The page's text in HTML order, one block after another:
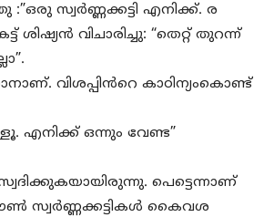
സ്വർണ്ണക്കട്ടി എനിക്ക്. ര
വിചാരിച്ചു: “തെറ്റ് തുറന്ന്
വിശപ്പിൻറെ കാഠിന്യംകൊണ്ട്
എനിക്ക് ഒന്നും വേണ്ട”
പെട്ടെന്നാണ്
സ്വർണ്ണക്കട്ടികൾ കൈവശ